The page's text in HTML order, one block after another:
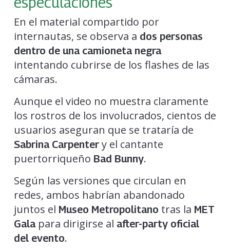
En el material compartido por
internautas, se observa a dos personas
dentro de una camioneta negra
intentando cubrirse de los flashes de las
cámaras.
Aunque el video no muestra claramente
los rostros de los involucrados, cientos de
usuarios aseguran que se trataría de
Sabrina Carpentery el cantante
puertorriqueño Bad Bunny.
Según las versiones que circulan en
redes, ambos habrían abandonado
juntos el Museo Metropolitano tras la MET
Galapara dirigirse al after-party oficial
del evento.